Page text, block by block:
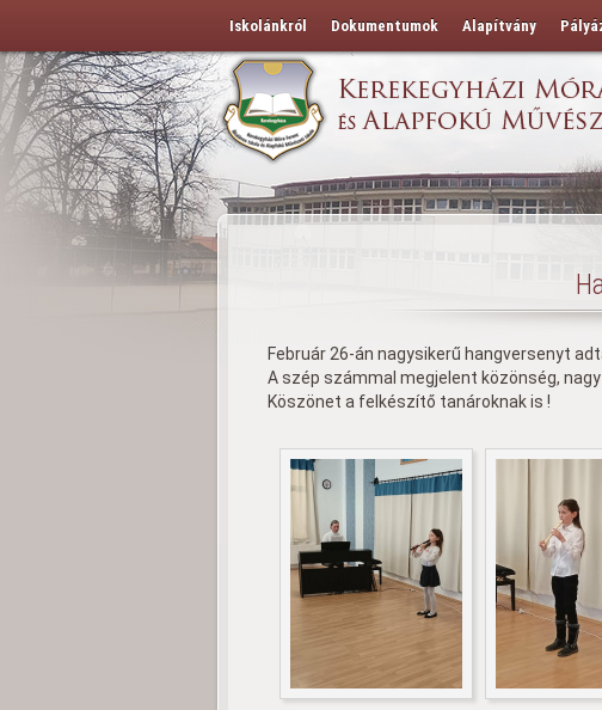
Iskolánkról Dokumentumok Alapítvány
Február 26-án nagysikerű hangversenyt
A szép számmal megjelent közönség,
Köszönet a felkészítő tanároknak is !